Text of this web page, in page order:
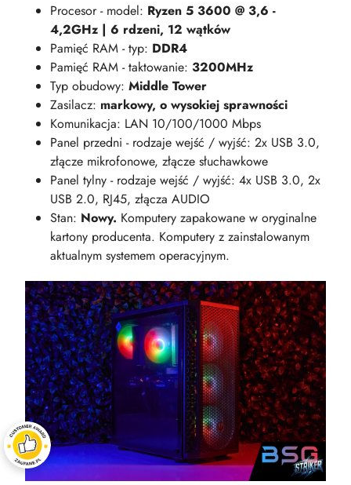
Procesor - model: Ryzen 5 3600 @ 3,6 -
4,2GHz | 6 rdzeni, 12 wątków
Pamięć RAM - typ: DDR4
Pamięć RAM - taktowanie: 3200MHz
Typ obudowy: Middle Tower
Zasilacz: markowy, o wysokiej sprawności
Komunikacja: LAN 10/100/1000 Mbps
Panel przedni - rodzaje wejść / wyjść: 2x USB 3.0,
złącze mikrofonowe, złącze słuchawkowe
Panel tylny - rodzaje wejść / wyjść: 4x USB 3.0, 2x
USB 2.0, RJ45, złącza AUDIO
Stan: Nowy. Komputery zapakowane w oryginalne
kartony producenta. Komputery z zainstalowanym
aktualnym systemem operacyjnym.